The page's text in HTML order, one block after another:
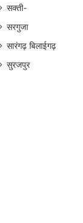
सक्ती-
सरगुजा
सारंगढ़ बिलाईगढ़
सुरजपुर